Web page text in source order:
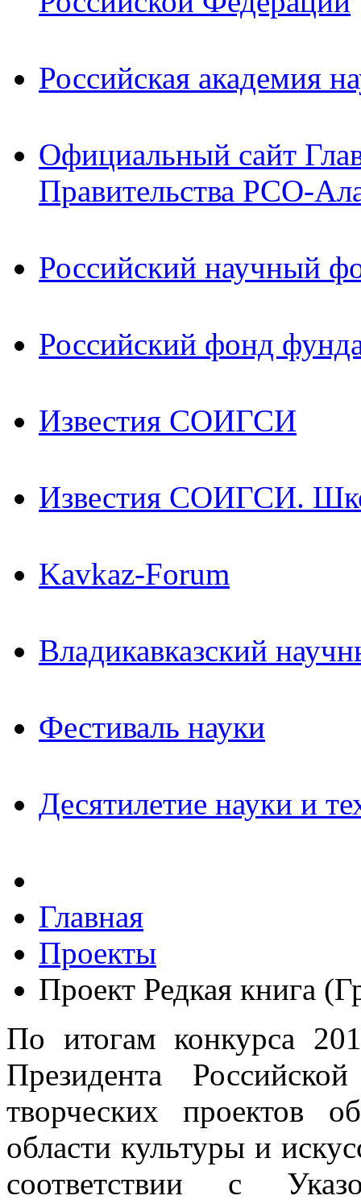
Российская академия
Официальный сайт
Правительства РСО-
Российский научный
Российский фонд
Известия СОИГСИ
Известия СОИГСИ.
Kavkaz-Forum
Владикавказский
Фестиваль науки
Десятилетие науки и
Главная
Проекты
Проект Редкая книга
По итогам конкурса
Президента
творческих проектов
области культуры и
соответствии с